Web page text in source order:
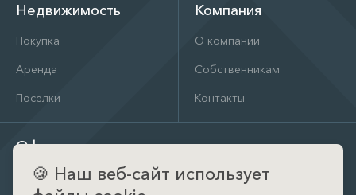
Недвижимость
Покупка
Аренда
Поселки
Компания
О компании
Собственникам
Контакты
Офис
д. Тимошкино, ул. Архитектора Райта, д. 1 (КП Кристал
Истра)
🍪 Наш веб-сайт использует